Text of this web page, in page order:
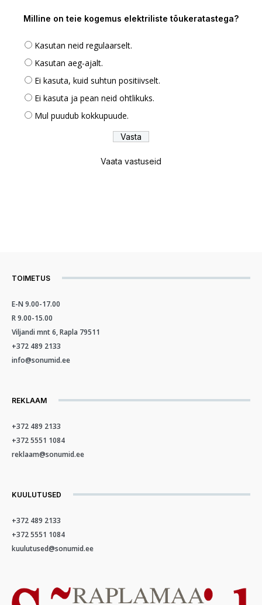
Milline on teie kogemus elektriliste tõukeratastega?
Kasutan neid regulaarselt.
Kasutan aeg-ajalt.
Ei kasuta, kuid suhtun positiivselt.
Ei kasuta ja pean neid ohtlikuks.
Mul puudub kokkupuude.
Vaata vastuseid
TOIMETUS
E-N 9.00-17.00
R 9.00-15.00
Viljandi mnt 6, Rapla 79511
+372 489 2133
info@sonumid.ee
REKLAAM
+372 489 2133
+372 5551 1084
reklaam@sonumid.ee
KUULUTUSED
+372 489 2133
+372 5551 1084
kuulutused@sonumid.ee